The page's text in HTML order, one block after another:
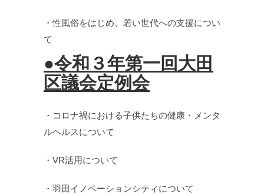
・性風俗をはじめ、若い世代への支援につい
て
●令和３年第一回大田
区議会定例会
・コロナ禍における子供たちの健康・メンタ
ルヘルスについて
・VR活用について
・羽田イノベーションシティについて